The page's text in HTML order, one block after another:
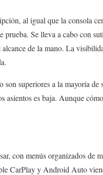
al igual que la consola
Se lleva a cabo con
de la mano. La
superiores a la mayoría de
asientos es baja. Aunque
con menús organizados de
CarPlay y Android Auto